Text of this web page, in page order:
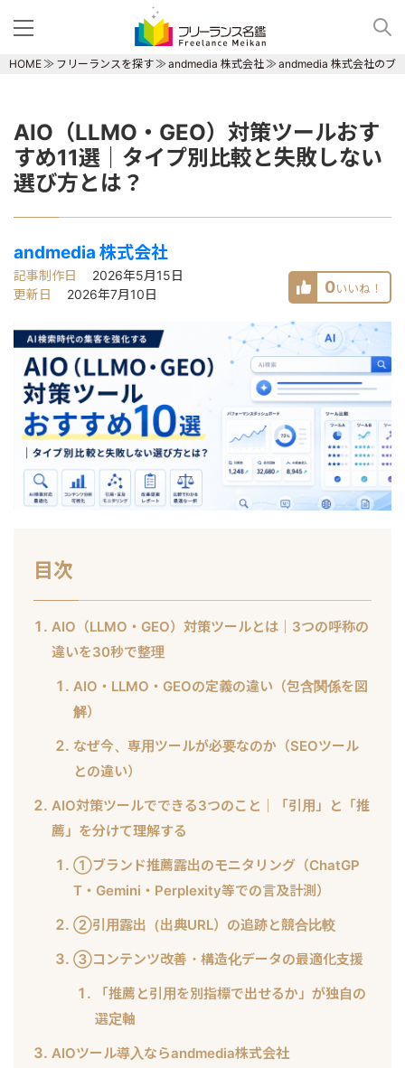
HOME フリーランスを探す andmedia 株式会社 andmedia 株式会社のブ
AIO（LLMO・GEO）対策ツールおす
すめ11選｜タイプ別比較と失敗しない
選び方とは？
andmedia 株式会社
記事制作日
2026年5月15日
更新日
2026年7月10日 0いいね！
目次
AIO（LLMO・GEO）対策ツールとは｜3つの呼称の
違いを30秒で整理
AIO・LLMO・GEOの定義の違い（包含関係を図
解）
なぜ今、専用ツールが必要なのか（SEOツール
との違い）
AIO対策ツールでできる3つのこと｜「引用」と「推
薦」を分けて理解する
①ブランド推薦露出のモニタリング（ChatGP
T・Gemini・Perplexity等での言及計測）
②引用露出（出典URL）の追跡と競合比較
③コンテンツ改善・構造化データの最適化支援
「推薦と引用を別指標で出せるか」が独自の
選定軸
AIOツール導入ならandmedia株式会社